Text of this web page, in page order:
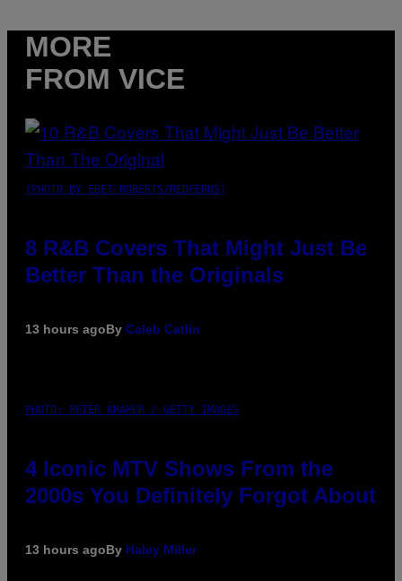
MORE
FROM VICE
(PHOTO BY EBET ROBERTS/REDFERNS)
8 R&B Covers That Might Just Be
Better Than the Originals
13 hours agoBy Caleb Catlin
PHOTO: PETER KRAMER / GETTY IMAGES
4 Iconic MTV Shows From the
2000s You Definitely Forgot About
13 hours agoBy Haley Miller